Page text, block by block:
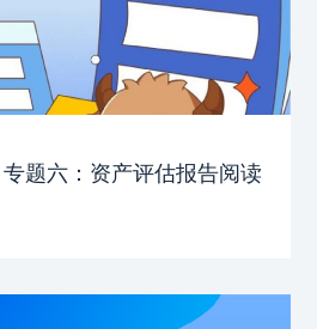
题六：资产评估报告阅读